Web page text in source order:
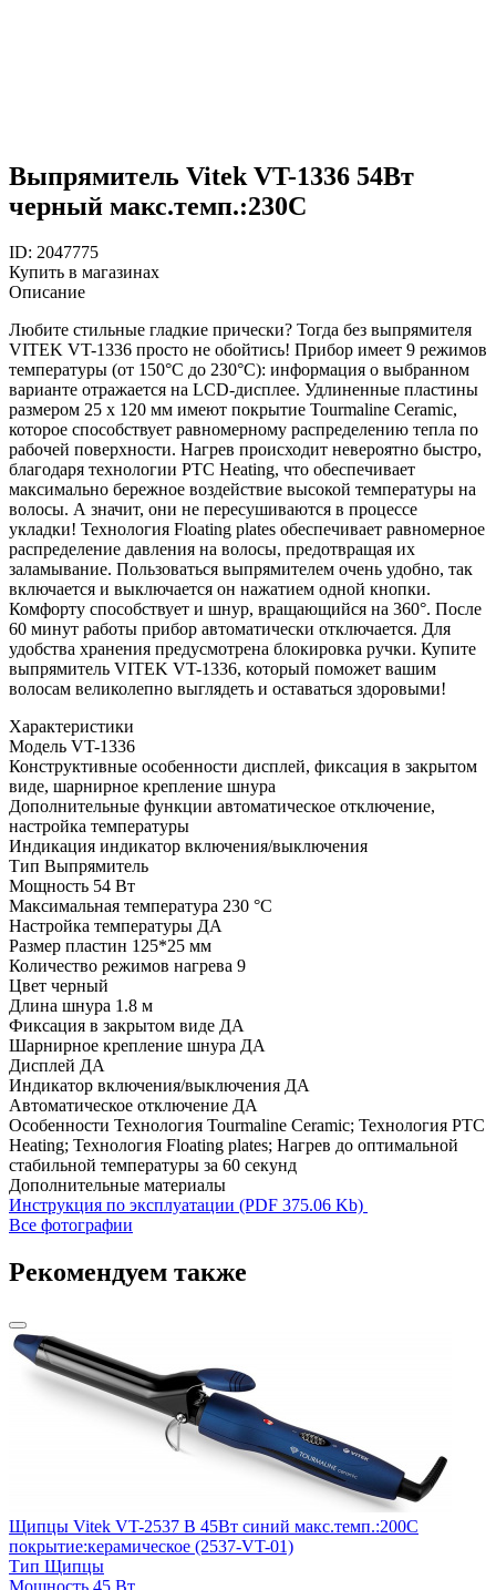
Выпрямитель Vitek VT-1336 54Вт
черный макс.темп.:230С
ID: 2047775
Купить в магазинах
Описание
Любите стильные гладкие прически? Тогда без выпрямителя
VITEK VT-1336 просто не обойтись! Прибор имеет 9 режимов
температуры (от 150°С до 230°С): информация о выбранном
варианте отражается на LCD-дисплее. Удлиненные пластины
размером 25 х 120 мм имеют покрытие Tourmaline Ceramic,
которое способствует равномерному распределению тепла по
рабочей поверхности. Нагрев происходит невероятно быстро,
благодаря технологии PTC Heating, что обеспечивает
максимально бережное воздействие высокой температуры на
волосы. А значит, они не пересушиваются в процессе
укладки! Технология Floating plates обеспечивает равномерное
распределение давления на волосы, предотвращая их
заламывание. Пользоваться выпрямителем очень удобно, так
включается и выключается он нажатием одной кнопки.
Комфорту способствует и шнур, вращающийся на 360°. После
60 минут работы прибор автоматически отключается. Для
удобства хранения предусмотрена блокировка ручки. Купите
выпрямитель VITEK VT-1336, который поможет вашим
волосам великолепно выглядеть и оставаться здоровыми!
Характеристики
Модель VT-1336
Конструктивные особенности дисплей, фиксация в закрытом
виде, шарнирное крепление шнура
Дополнительные функции автоматическое отключение,
настройка температуры
Индикация индикатор включения/выключения
Тип Выпрямитель
Мощность 54 Вт
Максимальная температура 230 °С
Настройка температуры ДА
Размер пластин 125*25 мм
Количество режимов нагрева 9
Цвет черный
Длина шнура 1.8 м
Фиксация в закрытом виде ДА
Шарнирное крепление шнура ДА
Дисплей ДА
Индикатор включения/выключения ДА
Автоматическое отключение ДА
Особенности Технология Tourmaline Ceramic; Технология PTC
Heating; Технология Floating plates; Нагрев до оптимальной
стабильной температуры за 60 секунд
Дополнительные материалы
Инструкция по эксплуатации (PDF 375.06 Kb)
Все фотографии
Рекомендуем также
Щипцы Vitek VT-2537 B 45Вт синий макс.темп.:200С
покрытие:керамическое (2537-VT-01)
Тип Щипцы